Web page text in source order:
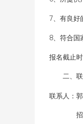
7、有良好
8、符合国
报名截止时
二、
联系人：